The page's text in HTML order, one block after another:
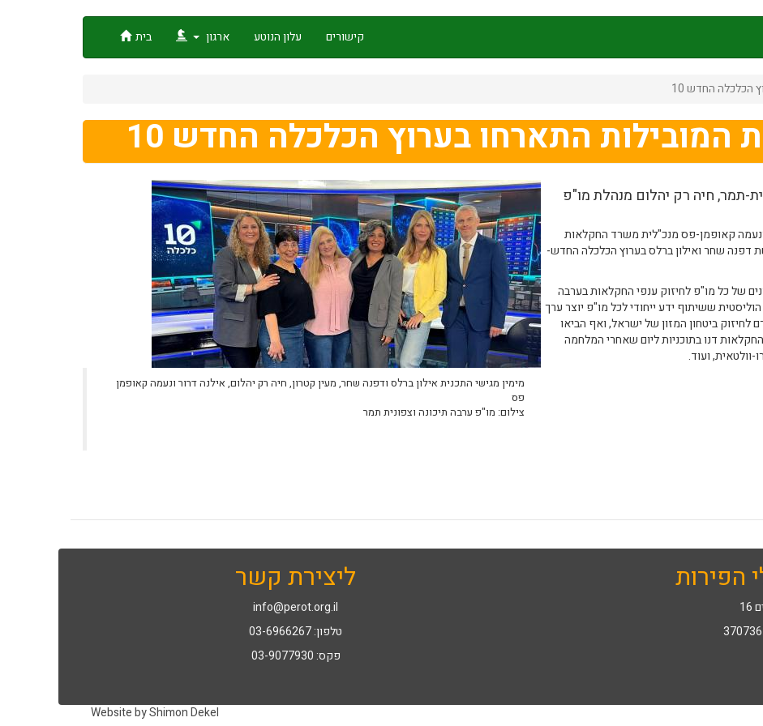
בית ארגון עלון הנוטע קישורים
הכלכלה החדש 10
המובילות התארחו בערוץ הכלכלה החדש 10
תמר, חיה רק יהלום מנהלת מו"פ
קאופמן-פס מנכ"לית משרד החקלאות
דפנה שחר ואילון ברלס בערוץ הכלכלה החדש-
של כל מו"פ לחיזוק ענפי החקלאות בערבה
ששיתוף ידע ייחודי לכל מו"פ יוצר ערך
ביטחון המזון של ישראל, ואף הביאו
דנו בתוכניות ליום שאחרי המלחמה
וולטאית, ועוד.
מימין מגישי התכנית אילון ברלס ודפנה שחר, מעין קטרון, חיה רק יהלום, אילנה דרור ונעמה קאופמן
פס
צילום: מו"פ ערבה תיכונה וצפונית תמר
ליצירת קשר
info@perot.org.il
טלפון: 03-6966267
פקס: 03-9077930
הפירות
Website by Shimon Dekel